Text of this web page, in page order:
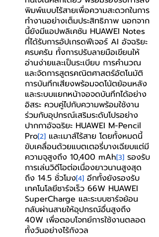
พิมพ์แบบไร้สายเพื่อความสะดวกในการ
ทำงานอย่างเต็มประสิทธิภาพ นอกจาก
นี้ยังมีแอปพลิเคชัน HUAWEI Notes
ที่ได้รับการอัปเกรดฟีเจอร์ AI อัจฉริยะ
ครบครัน ทั้งการปรับลายมือเขียนให้
อ่านง่ายและเป็นระเบียบ การคำนวณ
และจัดการสูตรคณิตศาสตร์อัตโนมัติ
การบันทึกเสียงพร้อมจดโน้ตย้อนหลัง
และระบบแยกหน้าจอจดบันทึกได้อย่าง
อิสระ ควบคู่ไปกับความพร้อมใช้งาน
ร่วมกับอุปกรณ์เสริมระดับโปรอย่าง
ปากกาอัจฉริยะ HUAWEI M-Pencil
Pro[2] และเมาส์ไร้สาย โดยทั้งหมดนี้
ขับเคลื่อนด้วยแบตเตอรี่บางเฉียบแต่มี
ความจุสูงถึง 10,400 mAh[3] รองรับ
การเล่นวิดีโอต่อเนื่องยาวนานสูงสุด
ถึง 14.5 ชั่วโมง[4] อีกทั้งยังรองรับ
เทคโนโลยีชาร์จเร็ว 66W HUAWEI
SuperCharge และระบบชาร์จย้อน
กลับผ่านสายให้อุปกรณ์อื่นสูงถึง
40W เพื่อตอบโจทย์การใช้งานตลอด
ทั้งวันอย่างไร้กังวล